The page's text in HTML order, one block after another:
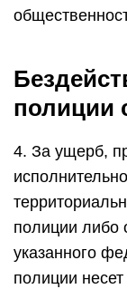
полиции
4. За ущерб,
полиции либо
указанного
полиции